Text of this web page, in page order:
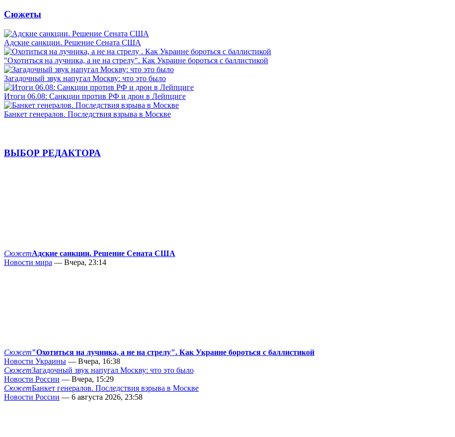
Сюжеты
Адские санкции. Решение Сената США
"Охотиться на лучника, а не на стрелу". Как Украине бороться с баллистикой
Загадочный звук напугал Москву: что это было
Итоги 06.08: Санкции против РФ и дрон в Лейпциге
Банкет генералов. Последствия взрыва в Москве
ВЫБОР РЕДАКТОРА
СюжетАдские санкции. Решение Сената США
Новости мира — Вчера, 23:14
Сюжет"Охотиться на лучника, а не на стрелу". Как Украине бороться с баллистикой
Новости Украины — Вчера, 16:38
СюжетЗагадочный звук напугал Москву: что это было
Новости России — Вчера, 15:29
СюжетБанкет генералов. Последствия взрыва в Москве
Новости России — 6 августа 2026, 23:58